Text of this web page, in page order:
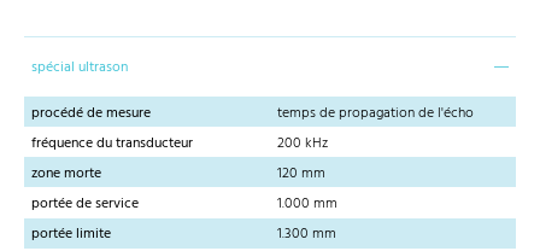
spécial ultrason
procédé de mesure
temps de propagation de l'écho
fréquence du transducteur
200 kHz
zone morte
120 mm
portée de service
1.000 mm
portée limite
1.300 mm